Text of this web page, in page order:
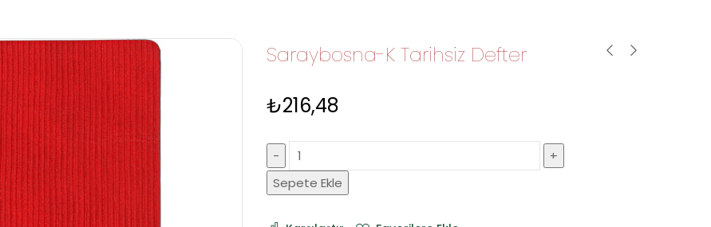
Saraybosna-K Tarihsiz Defter
₺216,48
Sepete Ekle